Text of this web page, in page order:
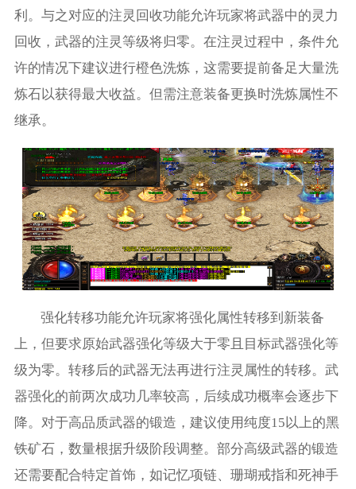
利。与之对应的注灵回收功能允许玩家将武器中的灵力
回收，武器的注灵等级将归零。在注灵过程中，条件允
许的情况下建议进行橙色洗炼，这需要提前备足大量洗
炼石以获得最大收益。但需注意装备更换时洗炼属性不
继承。
强化转移功能允许玩家将强化属性转移到新装备
上，但要求原始武器强化等级大于零且目标武器强化等
级为零。转移后的武器无法再进行注灵属性的转移。武
器强化的前两次成功几率较高，后续成功概率会逐步下
降。对于高品质武器的锻造，建议使用纯度15以上的黑
铁矿石，数量根据升级阶段调整。部分高级武器的锻造
还需要配合特定首饰，如记忆项链、珊瑚戒指和死神手